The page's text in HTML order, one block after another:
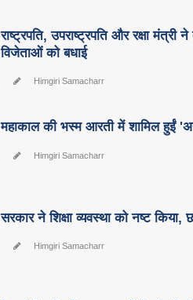
राष्ट्रपति, उपराष्ट्रपति और रक्षा
विजेताओं को बधाई
Himgiri Samacharr
महाकाल की भस्म आरती में शामिल हुईं
Himgiri Samacharr
सरकार ने शिक्षा व्यवस्था को नष्ट
Himgiri Samacharr